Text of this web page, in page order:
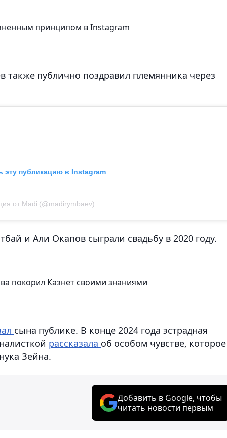
принципом в Instagram
публично поздравил племянника через
эту публикацию в Instagram
от Madi (@madirymbaev)
и Али Окапов сыграли свадьбу в 2020 году.
покорил Казнет своими знаниями
сына публике. В конце 2024 года эстрадная
рассказала об особом чувстве, которое
Зейна.
Добавить в Google, чтобы
читать новости первым